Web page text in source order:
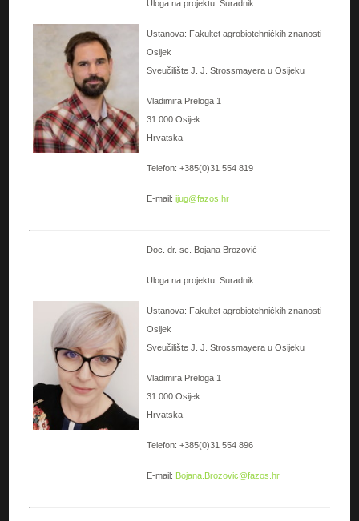
Uloga na projektu: Suradnik
Ustanova: Fakultet agrobiotehničkih znanosti
Osijek
Sveučilište J. J. Strossmayera u Osijeku
Vladimira Preloga 1
31 000 Osijek
Hrvatska
Telefon: +385(0)31 554 819
E-mail:ijug@fazos.hr
Doc. dr. sc. Bojana Brozović
Uloga na projektu: Suradnik
Ustanova: Fakultet agrobiotehničkih znanosti
Osijek
Sveučilište J. J. Strossmayera u Osijeku
Vladimira Preloga 1
31 000 Osijek
Hrvatska
Telefon: +385(0)31 554 896
E-mail: Bojana.Brozovic@fazos.hr